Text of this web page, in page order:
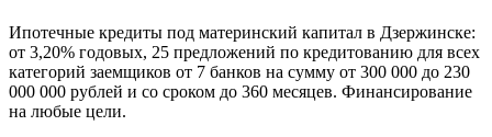
Ипотечные кредиты под материнский капитал в Дзержинске:
от 3,20% годовых, 25 предложений по кредитованию для всех
категорий заемщиков от 7 банков на сумму от 300 000 до 230
000 000 рублей и со сроком до 360 месяцев. Финансирование
на любые цели.